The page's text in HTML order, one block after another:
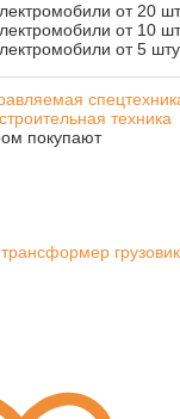
от 20
от 10
от 5
техника
покупают